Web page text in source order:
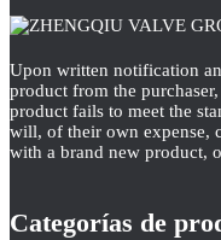
Upon written notification
product from the
product fails to meet the
will, of their own expense,
with a brand new product,
Categorías de